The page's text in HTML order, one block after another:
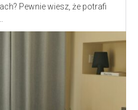
Pewnie wiesz, że potrafi